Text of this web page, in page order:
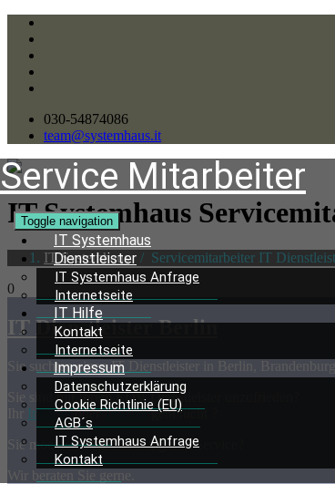
030-54874086
team@systemhaus.it
Service Mitarbeiter
Toggle navigation
IT Systemhaus
Dienstleister
IT Systemhaus Anfrage
Internetseite
IT Hilfe
Kontakt
Internetseite
Impressum
Datenschutzerklärung
Cookie Richtlinie (EU)
AGB´s
IT Systemhaus Anfrage
Kontakt
IT Systemhaus
IT Systemhaus/ Servicemitarbeiter IT
0
IT Dienstleister Berlin
Sie suchten einen IT Dienstleister in Berlin,
Sie sind mit Ihrem EDV Dienstleister unzufrieden?
Ihr InternetoderTelefongeht nicht ?
Sie möchten TOP Beratung und Service?
Wir beraten Sie gerne.